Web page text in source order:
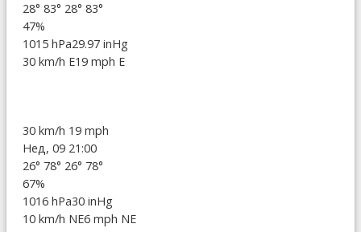
28° 83° 28° 83°
47%
1015 hPa29.97 inHg
30 km/h E19 mph E
30 km/h 19 mph
Нед, 09 21:00
26° 78° 26° 78°
67%
1016 hPa30 inHg
10 km/h NE6 mph NE